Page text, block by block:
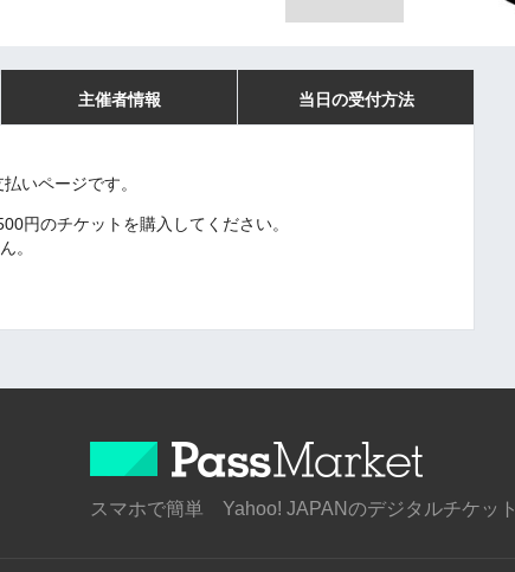
主催者情報 当日の受付方法
いページです。
円のチケットを購入してください。
。
スマホで簡単 Yahoo! JAPANのデジタルチケット